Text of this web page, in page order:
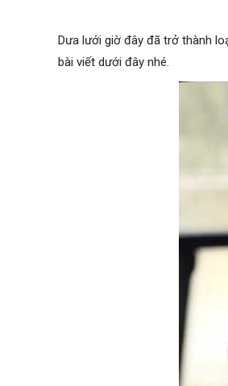
Dưa lưới giờ đây đã trở thành
bài viết dưới đây nhé.